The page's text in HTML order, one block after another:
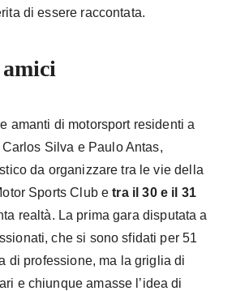
di essere raccontata.
amanti di motorsport residenti a
Silva e Paulo Antas,
da organizzare tra le vie della
Sports Club etra il 30 e il 31
realtà. La prima gara disputata a
che si sono sfidati per 51
di professione, ma la griglia di
e chiunque amasse l’idea di